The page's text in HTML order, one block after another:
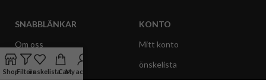
SNABBLÄNKAR
Om oss
Kontakt
KONTO
Mitt konto
önskelista
ShopFiltersönskelistaCartMy account